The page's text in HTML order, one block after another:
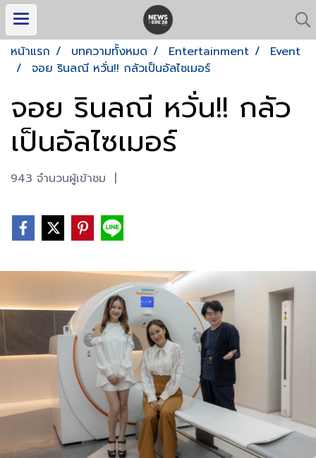
หน้าแรก บทความทั้งหมด Entertainment
Event
จอย รินลณี หวั่น!! กลัวเป็นอัลไซเมอร์
จอย รินลณี หวั่น!! กลัว
เป็นอัลไซเมอร์
943 จำนวนผู้เข้าชม |